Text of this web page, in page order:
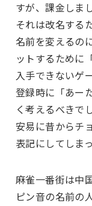
すが、課金しま
それは改名する
名前を変えるの
ットするために
入手できないゲ
登録時に「あー
く考えるべきで
安易に昔からチ
表記にしてしま
麻雀一番街は中
ピン音の名前の